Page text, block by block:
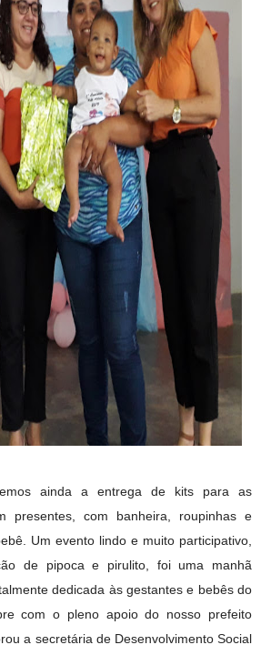
ainda a entrega de kits para as
presentes, com banheira, roupinhas e
Um evento lindo e muito participativo,
de pipoca e pirulito, foi uma manhã
dedicada às gestantes e bebês do
com o pleno apoio do nosso prefeito
a secretária de Desenvolvimento Social